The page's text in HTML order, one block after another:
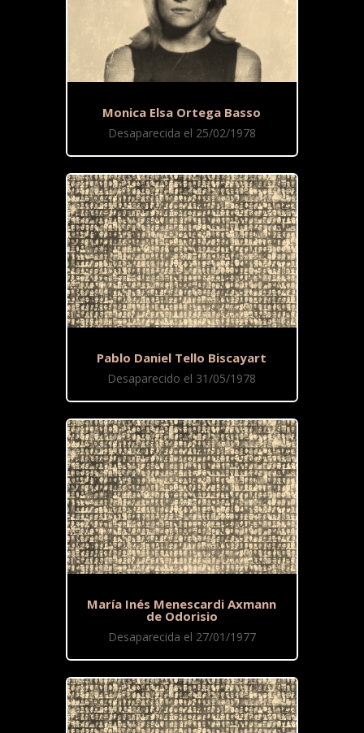
Monica Elsa Ortega Basso
Desaparecida el 25/02/1978
Pablo Daniel Tello Biscayart
Desaparecido el 31/05/1978
María Inés Menescardi Axmann
de Odorisio
Desaparecida el 27/01/1977